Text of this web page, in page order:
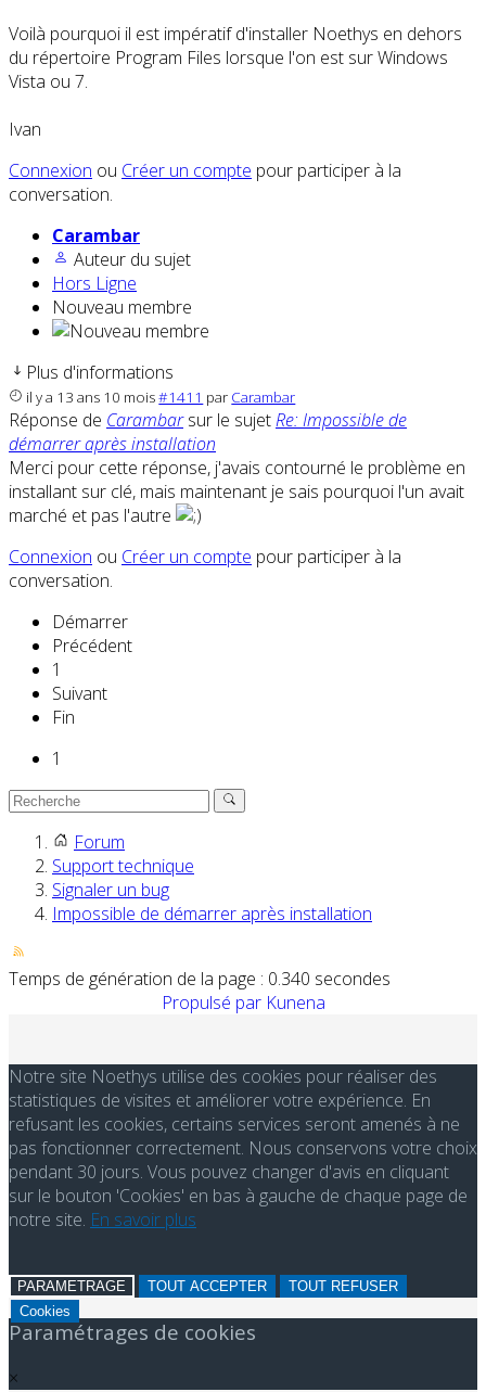
Voilà pourquoi il est impératif d'installer Noethys en dehors
du répertoire Program Files lorsque l'on est sur Windows
Vista ou 7.
Ivan
Connexion ou Créer un compte pour participer à la
conversation.
Carambar
Auteur du sujet
Hors Ligne
Nouveau membre
Plus d'informations
il y a 13 ans 10 mois#1411 par Carambar
Réponse de Carambarsur le sujetRe: Impossible de
démarrer après installation
Merci pour cette réponse, j'avais contourné le problème en
installant sur clé, mais maintenant je sais pourquoi l'un avait
marché et pas l'autre
Connexion ou Créer un compte pour participer à la
conversation.
Démarrer
Précédent
1
Suivant
Fin
1
Forum
Support technique
Signaler un bug
Impossible de démarrer après installation
Temps de génération de la page : 0.340 secondes
Propulsé par Kunena
Notre site Noethys utilise des cookies pour réaliser des
statistiques de visites et améliorer votre expérience. En
refusant les cookies, certains services seront amenés à ne
pas fonctionner correctement. Nous conservons votre choix
pendant 30 jours. Vous pouvez changer d'avis en cliquant
sur le bouton 'Cookies' en bas à gauche de chaque page de
notre site. En savoir plus
PARAMETRAGE TOUT ACCEPTER
TOUT REFUSER
Cookies
Paramétrages de cookies
×